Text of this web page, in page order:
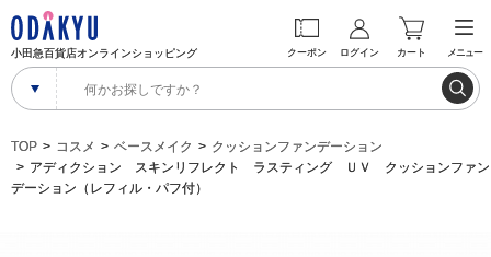
小田急百貨店オンラインショッピング クーポン ログイン カート メニュー
TOP コスメ ベースメイク
クッションファンデーション
アディクション スキンリフレクト ラスティング ＵＶ クッションファン
デーション（レフィル・パフ付）